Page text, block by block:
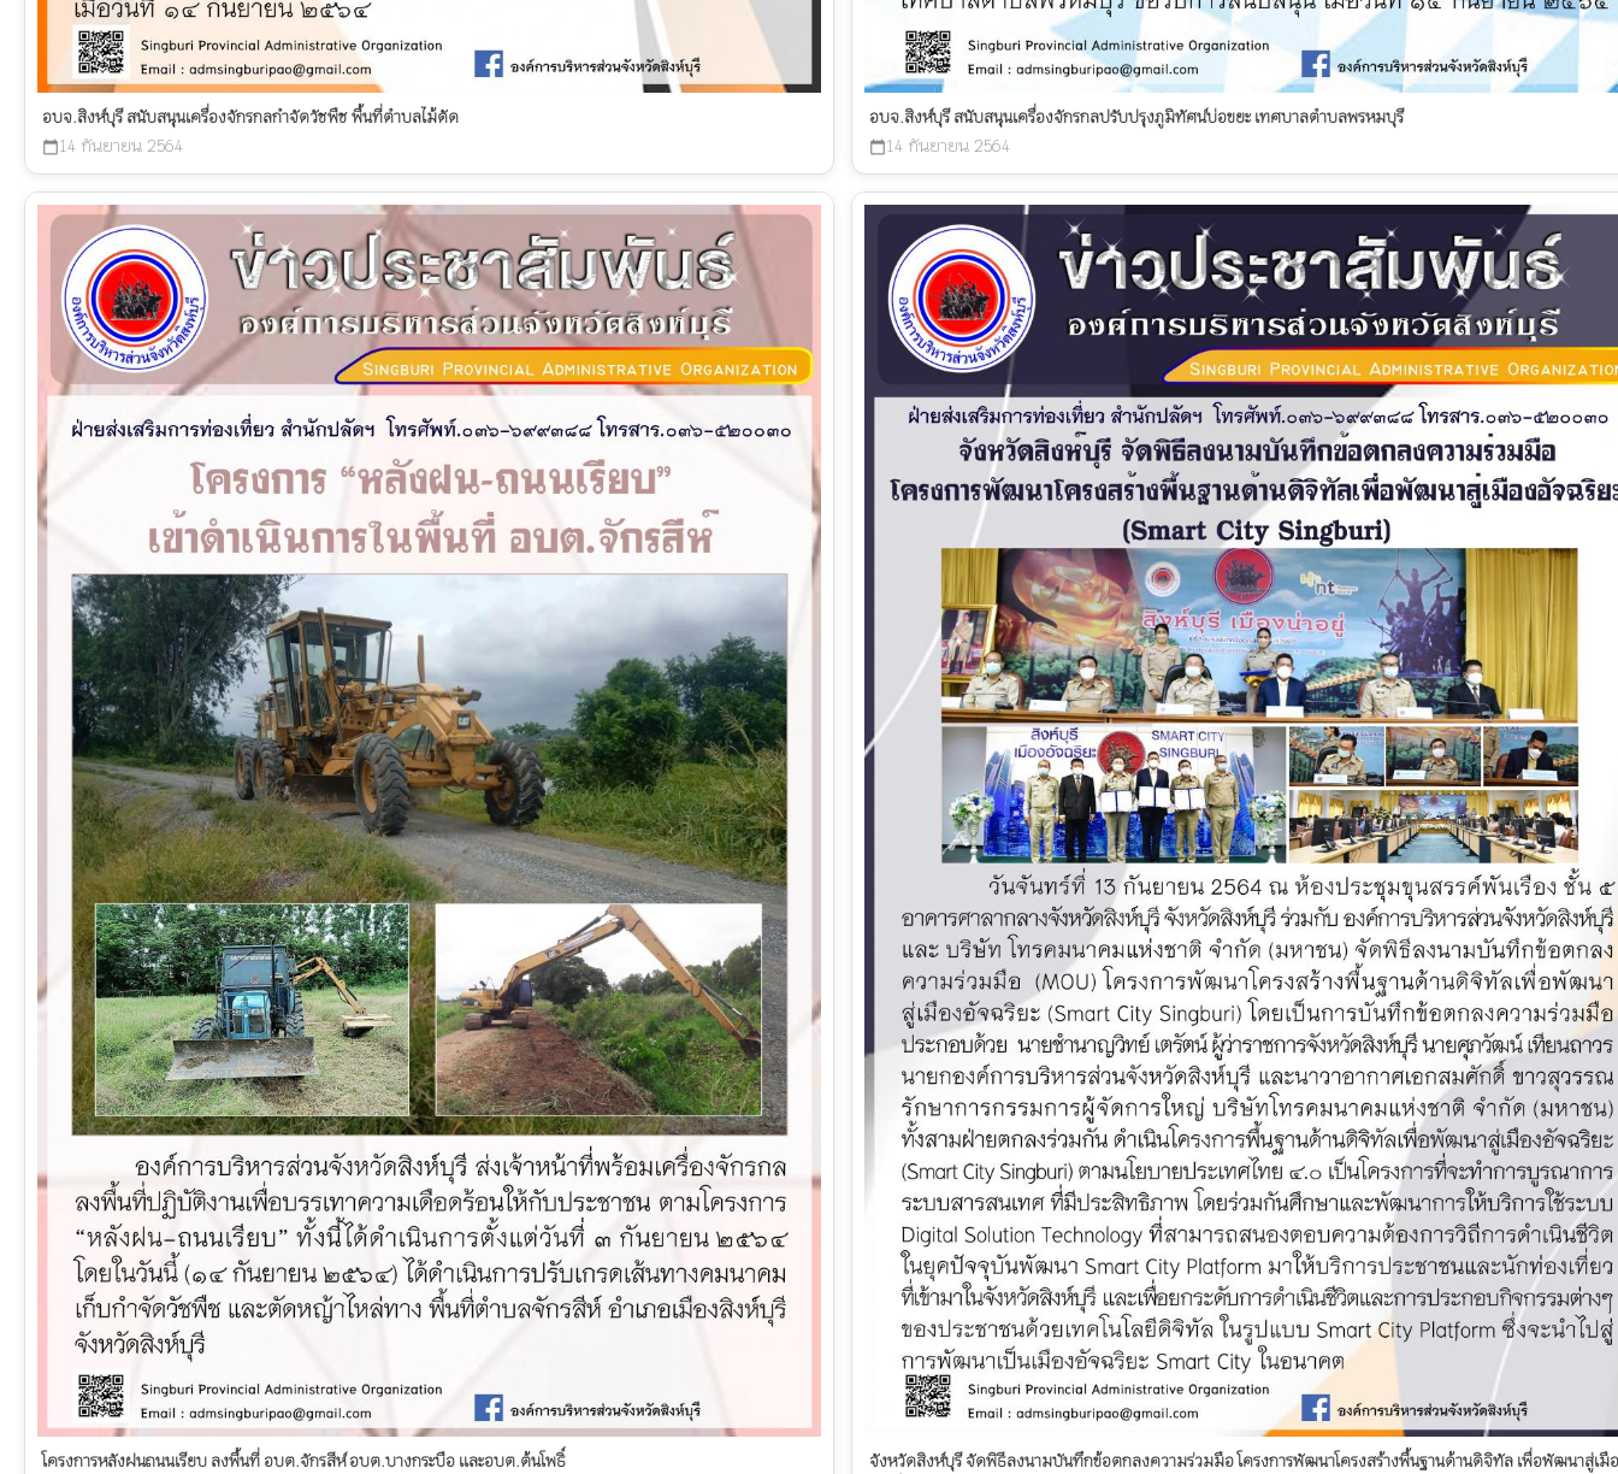
อบจ.สิงห์บุรี สนับสนุนเครื่องจักรกลกำจัดวัชพืช พื้นที่ตำบลไม้ดัด
calendar_today14 กันยายน 2564
อบจ.สิงห์บุรี สนับสนุนเครื่องจักรกลปรับปรุงภูมิทัศน์บ่อขยะ เทศบาลตำบลพรหมบุรี
calendar_today14 กันยายน 2564
โครงการหลังฝนถนนเรียบ ลงพื้นที่ อบต.จักรสีห์ อบต.บางกระบือ และอบต.ต้นโพธิ์
จังหวัดสิงห์บุรี จัดพิธีลงนามบันทึกข้อตกลงความร่วมมือ โครงการพัฒนาโครงสร้างพื้นฐานด้านดิจิทัล เพื่อพัฒนาสู่เมื